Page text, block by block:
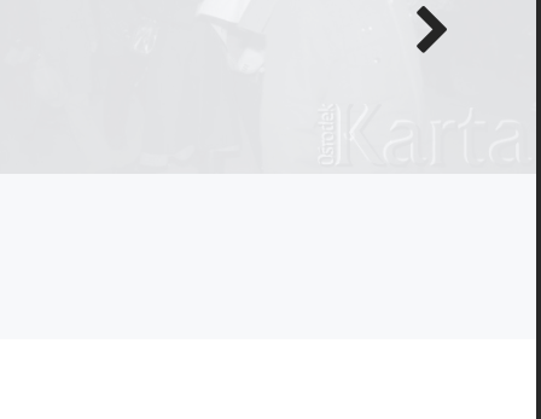
Następne
zdjęcie